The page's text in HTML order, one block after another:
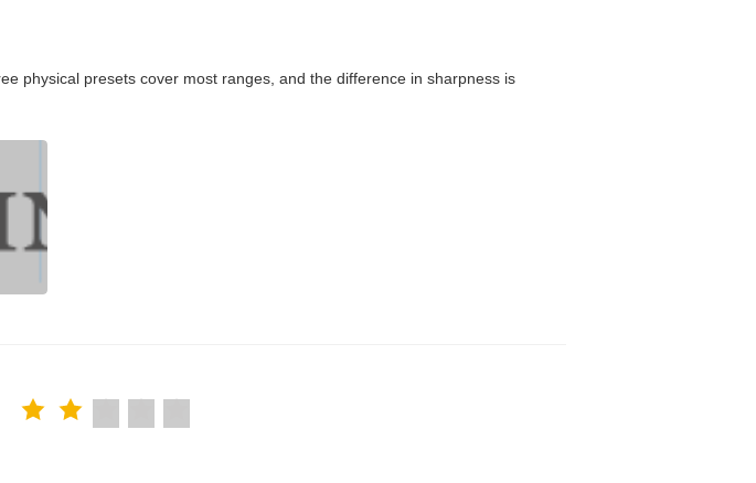
physical presets cover most ranges, and the difference in sharpness is